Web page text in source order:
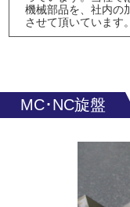
機械部品を、社内の
させて頂いています。
MC･NC旋盤